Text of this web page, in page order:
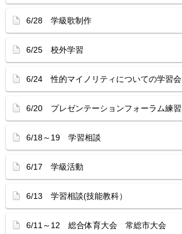
6/28 学級歌制作
6/25 校外学習
6/24 性的マイノリティについての学習会
6/20 プレゼンテーションフォーラム練習
6/18～19 学習相談
6/17 学級活動
6/13 学習相談(技能教科）
6/11～12 総合体育大会 常総市大会